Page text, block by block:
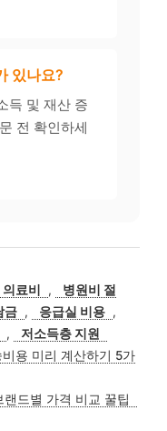
있나요?
득 및 재산 증
전 확인하세
료비 ,
병원비 절
금 , 응급실 비용 ,
,
저소득층 지원
용 미리 계산하기 5가
드별 가격 비교 꿀팁